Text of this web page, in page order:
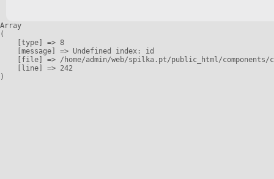
Array
(
    [type] => 8
    [message] => Undefined index: id
[file] => /home/admin/web/spilka.pt/public_html/
    [line] => 242